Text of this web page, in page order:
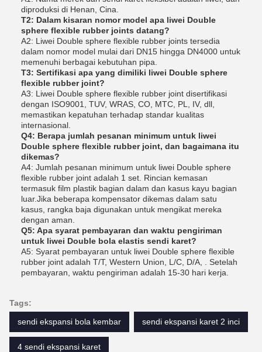
diproduksi di Henan, Cina.
T2: Dalam kisaran nomor model apa liwei Double
sphere flexible rubber joints datang?
A2: Liwei Double sphere flexible rubber joints tersedia
dalam nomor model mulai dari DN15 hingga DN4000 untuk
memenuhi berbagai kebutuhan pipa.
T3: Sertifikasi apa yang dimiliki liwei Double sphere
flexible rubber joint?
A3: Liwei Double sphere flexible rubber joint disertifikasi
dengan ISO9001, TUV, WRAS, CO, MTC, PL, IV, dll,
memastikan kepatuhan terhadap standar kualitas
internasional.
Q4: Berapa jumlah pesanan minimum untuk liwei
Double sphere flexible rubber joint, dan bagaimana itu
dikemas?
A4: Jumlah pesanan minimum untuk liwei Double sphere
flexible rubber joint adalah 1 set. Rincian kemasan
termasuk film plastik bagian dalam dan kasus kayu bagian
luar.Jika beberapa kompensator dikemas dalam satu
kasus, rangka baja digunakan untuk mengikat mereka
dengan aman.
Q5: Apa syarat pembayaran dan waktu pengiriman
untuk liwei Double bola elastis sendi karet?
A5: Syarat pembayaran untuk liwei Double sphere flexible
rubber joint adalah T/T, Western Union, L/C, D/A, . Setelah
pembayaran, waktu pengiriman adalah 15-30 hari kerja.
Tags:
sendi ekspansi bola kembar
sendi ekspansi karet 2 inci
4 sendi ekspansi karet